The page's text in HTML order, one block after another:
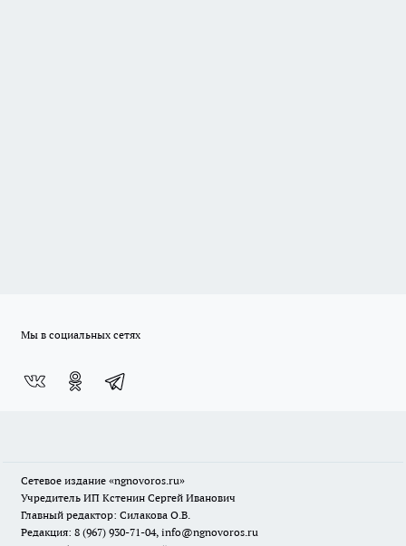
Мы в социальных сетях
Сетевое издание «ngnovoros.ru»
Учредитель ИП Кстенин Сергей Иванович
Главный редактор: Силакова О.В.
Редакция: 8 (967) 930-71-04, info@ngnovoros.ru